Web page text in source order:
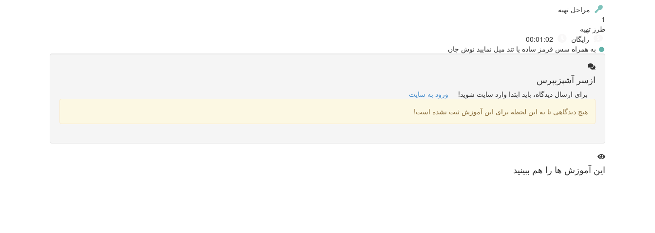
مراحل تهیه
1
طرز تهیه
رایگان
به همراه سس قرمز ساده یا تند میل نمایید نوش جان
از سر آشپز بپرس
برای ارسال دیدگاه، باید ابتدا وارد سایت شوید!
ورود به سایت
هیچ دیدگاهی تا به این لحظه برای این آموزش ثبت نشده است!
اینآموزش ها را هم ببینید